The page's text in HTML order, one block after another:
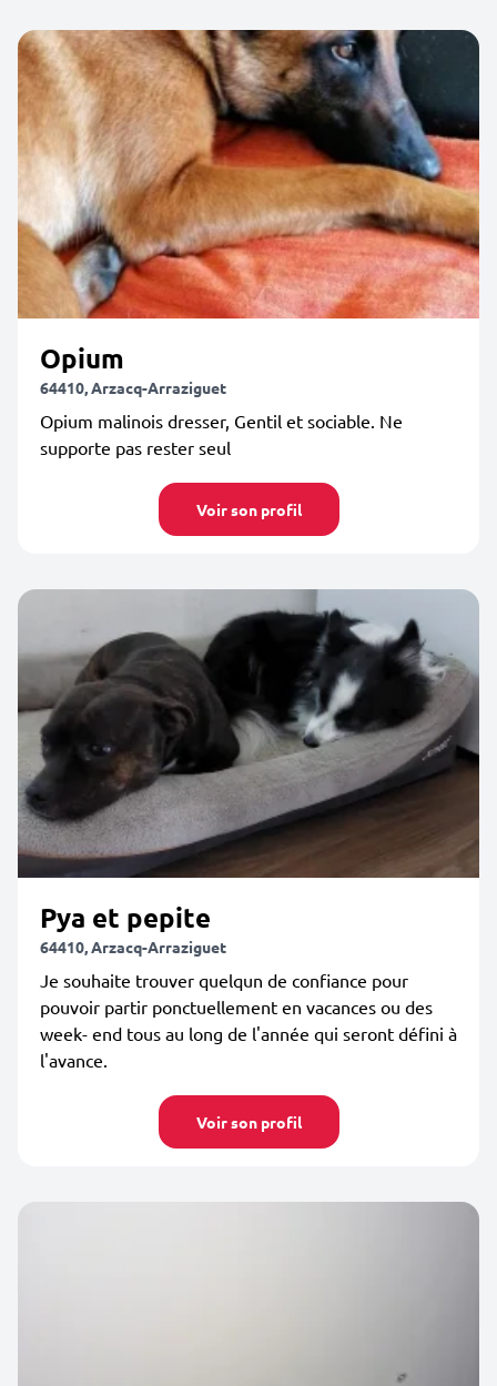
Opium
64410, Arzacq-Arraziguet
Opium malinois dresser, Gentil et sociable. Ne
supporte pas rester seul
Voir son profil
Pya et pepite
64410, Arzacq-Arraziguet
Je souhaite trouver quelqun de confiance pour
pouvoir partir ponctuellement en vacances ou des
week- end tous au long de l'année qui seront défini à
l'avance.
Voir son profil